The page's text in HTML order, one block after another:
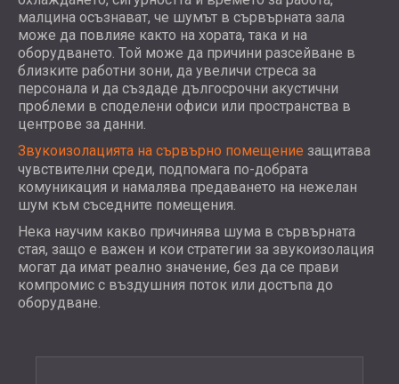
АКУСТИЧНИ АБСОРБЕРИ, БАС ТРАПОВЕ
И ДИФУЗOРИ.
АКУСТИЧНИ ПАНЕЛИ И
ЗВУКОПОГЛЪЩАЩИ ПАНЕЛИ
АУДИОЛОГИЧНИ КАБИНИ
БЛОГ
R & D
НОВИНИ
ВИДЕО
РЕФЕРЕНЦИИ
ЧЛЕНСТВА
СЕКТОРИ
ШУМОИЗОЛАЦИЯ И АКУСТИКА ЗА
ЖИЛИЩА
ШУМОИЗОЛАЦИЯ И АКУСТИКА ЗА
ИНДУСТРИАЛНИ ПОМЕЩЕНИЯ
ШУМОИЗОЛАЦИЯ И АКУСТИКА ЗА
OФИСИ
ШУМОИЗОЛИРАНЕ И
ВИБРОИЗОЛИРАНЕ НА МАШИНИ И
ОБОРУДВАНЕ
ЗВУКОИЗОЛАЦИЯ И АКУСТИКА ЗА
СТУДИА
ЗВУКОИЗОЛАЦИЯ И АКУСТИКА ЗА
ЛАБОРАТОРИИ И ТЕСТОВИ СТАИ
ЗАВЕДЕНИЯ
УСЛУГИ
АКУСТИЧНО ОБСЛЕДВАНЕ
КОНСУЛТИРАНЕ
АКУСТИЧНА СИМУЛАЦИЯ
ПРОЕКТИРАНЕ
ИЗМЕРВАНИЯ
АВТОРСКИ НАДЗОР
ИЗПЪЛНЕНИЕ
ПРОЕКТИ
КОНТАКТИ
DOWNLOAD AREA
БЪЛГАРИЯ (BG)
GREAT BRITAIN (GB)
SRBIJA (RS)
малцина осъзнават, че шумът в сървърната зала
може да повлияе както на хората, така и на
оборудването. Той може да причини разсейване в
близките работни зони, да увеличи стреса за
персонала и да създаде дългосрочни акустични
проблеми в споделени офиси или пространства в
центрове за данни.
Звукоизолацията на сървърно помещение защитава
чувствителни среди, подпомага по-добрата
комуникация и намалява предаването на нежелан
шум към съседните помещения.
Нека научим какво причинява шума в сървърната
стая, защо е важен и кои стратегии за звукоизолация
могат да имат реално значение, без да се прави
компромис с въздушния поток или достъпа до
оборудване.